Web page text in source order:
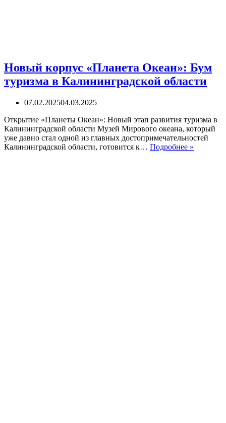
Новый корпус «Планета Океан»: Бум
туризма в Калининградской области
07.02.202504.03.2025
Открытие «Планеты Океан»: Новый этап развития туризма в
Калининградской области Музей Мирового океана, который
уже давно стал одной из главных достопримечательностей
Калининградской области, готовится к… Подробнее »